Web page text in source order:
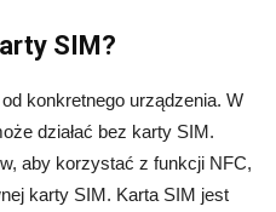
SIM?
konkretnego urządzenia. W
działać bez karty SIM.
aby korzystać z funkcji NFC,
karty SIM. Karta SIM jest